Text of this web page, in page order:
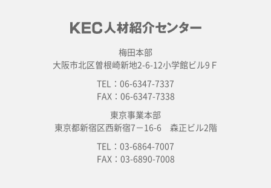
梅田本部
大阪市北区曽根崎新地2-6-12小学館ビル9Ｆ
TEL：06-6347-7337
FAX：06-6347-7338
東京事業本部
東京都新宿区西新宿7－16-6 森正ビル2階
TEL：03-6864-7007
FAX：03-6890-7008